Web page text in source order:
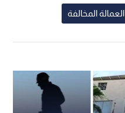
العمالة المخالفة